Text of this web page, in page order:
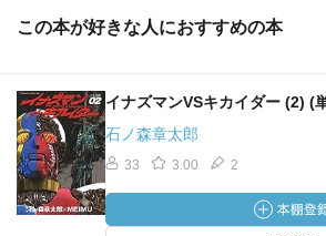
この本が好きな人におすすめの本
イナズマンVSキカイダー (2) (
石ノ森章太郎
33 3.00 2